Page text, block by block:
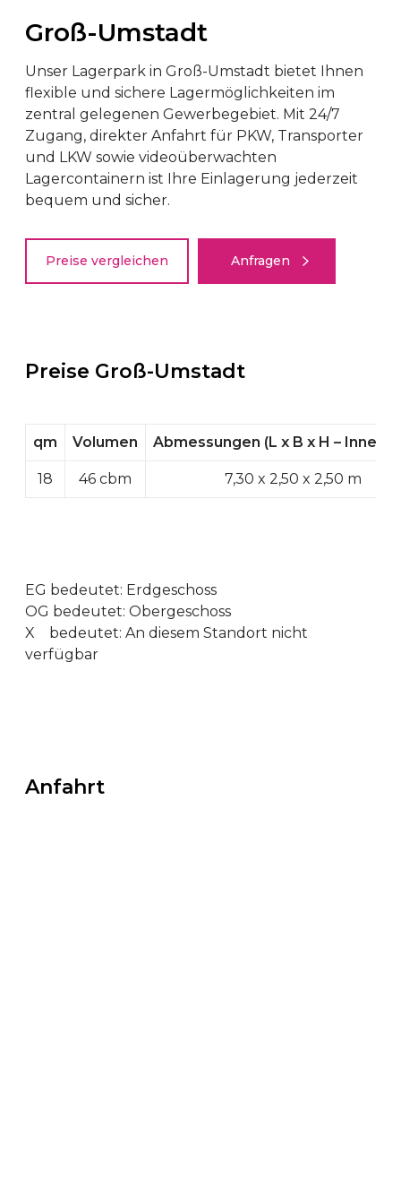
Groß-Umstadt
Unser Lagerpark in Groß-Umstadt bietet Ihnen
flexible und sichere Lagermöglichkeiten im
zentral gelegenen Gewerbegebiet. Mit 24/7
Zugang, direkter Anfahrt für PKW, Transporter
und LKW sowie videoüberwachten
Lagercontainern ist Ihre Einlagerung jederzeit
bequem und sicher.
Preise vergleichen Anfragen
Preise Groß-Umstadt
qm Volumen Abmessungen (L x B x H –
18 46 cbm 7,30 x 2,50 x 2,50 m
EG bedeutet: Erdgeschoss
OG bedeutet: Obergeschoss
X bedeutet: An diesem Standort nicht
verfügbar
Anfahrt